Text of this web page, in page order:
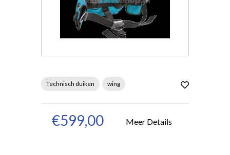
Technisch duiken wing
€599,00 Meer Details